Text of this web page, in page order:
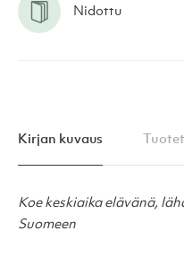
Nidottu
Kirjan kuvaus
Koe keskiaika elävänä,
Suomeen